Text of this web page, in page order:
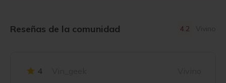
Reseñas de la comunidad 4.2 Vivino
4